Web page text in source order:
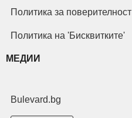
Политика за поверителност
Политика на 'Бисквитките'
МЕДИИ
Bulevard.bg